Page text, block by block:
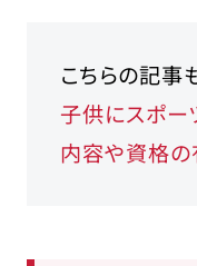
こちらの記事
子供にスポー
内容や資格